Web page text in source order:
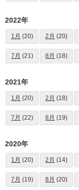
2022年
1月 (20) 2月 (20)
7月 (21) 8月 (18)
2021年
1月 (20) 2月 (18)
7月 (22) 8月 (19)
2020年
1月 (20) 2月 (14)
7月 (19) 8月 (20)